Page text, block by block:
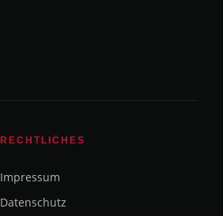
RECHTLICHES
Impressum
Datenschutz